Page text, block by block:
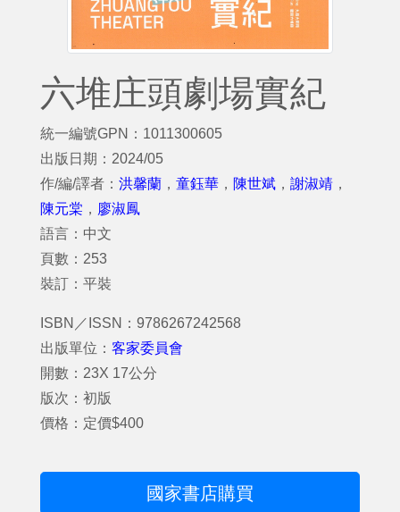
六堆庄頭劇場實紀
統一編號GPN：1011300605
出版日期：2024/05
作/編/譯者： 洪馨蘭 ， 童鈺華 ， 陳世斌 ， 謝淑靖 ，
陳元棠 ， 廖淑鳳
語言：中文
頁數：253
裝訂：平裝
ISBN／ISSN：9786267242568
出版單位： 客家委員會
開數：23X 17公分
版次：初版
價格：定價$400
國家書店購買